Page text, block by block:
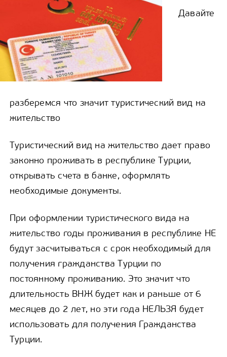
Давайте
разберемся что значит туристический вид на
жительство
Туристический вид на жительство дает право
законно проживать в республике Турции,
открывать счета в банке, оформлять
необходимые документы.
При оформлении туристического вида на
жительство годы проживания в республике НЕ
будут засчитываться с срок необходимый для
получения гражданства Турции по
постоянному проживанию. Это значит что
длительность ВНЖ будет как и раньше от 6
месяцев до 2 лет, но эти года НЕЛЬЗЯ будет
использовать для получения Гражданства
Турции.